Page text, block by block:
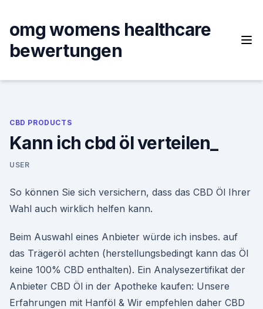
content
omg womens healthcare
bewertungen
CBD PRODUCTS
Kann ich cbd öl verteilen_
USER
So können Sie sich versichern, dass das CBD Öl Ihrer
Wahl auch wirklich helfen kann.
Beim Auswahl eines Anbieter würde ich insbes. auf
das Trägeröl achten (herstellungsbedingt kann das Öl
keine 100% CBD enthalten). Ein Analysezertifikat der
Anbieter CBD Öl in der Apotheke kaufen: Unsere
Erfahrungen mit Hanföl & Wir empfehlen daher CBD